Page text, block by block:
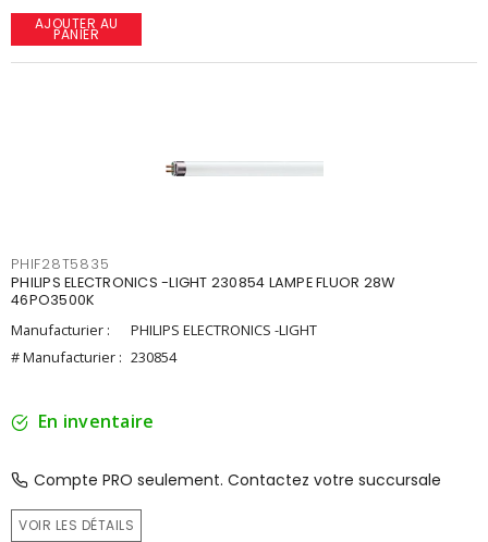
AJOUTER AU
PANIER
PHIF28T5835
PHILIPS ELECTRONICS -LIGHT 230854 LAMPE FLUOR 28W
46PO3500K
Manufacturier :
PHILIPS ELECTRONICS -LIGHT
# Manufacturier : 230854
En inventaire
Compte PRO seulement. Contactez votre succursale
VOIR LES DÉTAILS